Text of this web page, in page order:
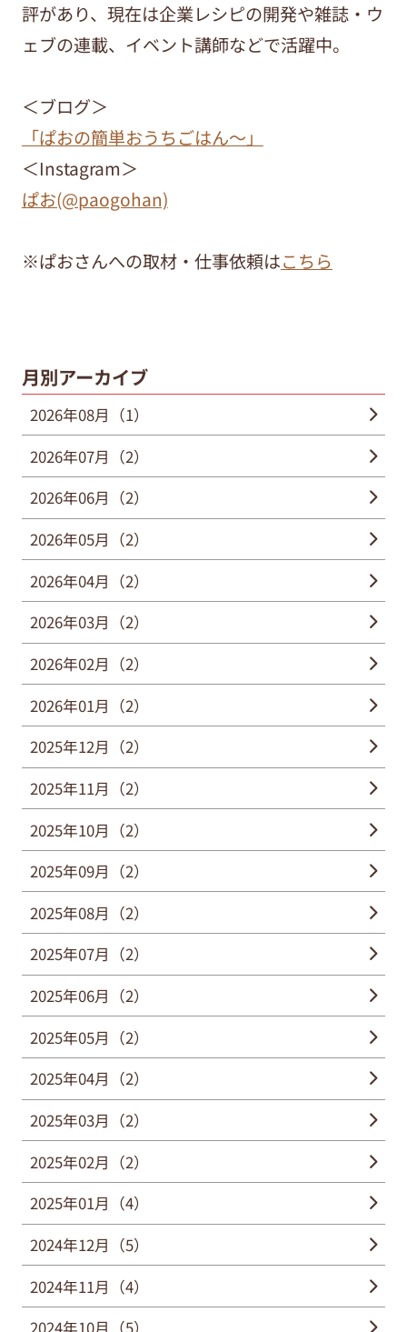
評があり、現在は企業レシピの開発や雑誌・ウ
ェブの連載、イベント講師などで活躍中。
＜ブログ＞
「ぱおの簡単おうちごはん～」
＜Instagram＞
ぱお(@paogohan)
※ぱおさんへの取材・仕事依頼はこちら
月別アーカイブ
2026年08月（1）
2026年07月（2）
2026年06月（2）
2026年05月（2）
2026年04月（2）
2026年03月（2）
2026年02月（2）
2026年01月（2）
2025年12月（2）
2025年11月（2）
2025年10月（2）
2025年09月（2）
2025年08月（2）
2025年07月（2）
2025年06月（2）
2025年05月（2）
2025年04月（2）
2025年03月（2）
2025年02月（2）
2025年01月（4）
2024年12月（5）
2024年11月（4）